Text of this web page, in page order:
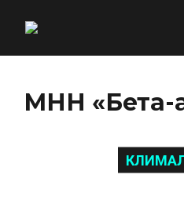
МНН «Бета-